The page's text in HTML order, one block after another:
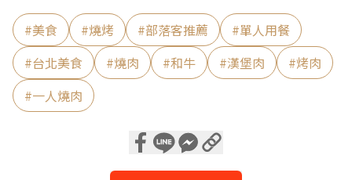
#美食 #燒烤 #部落客推薦 #單人用餐
#台北美食 #燒肉 #和牛 #漢堡肉 #烤肉
#一人燒肉